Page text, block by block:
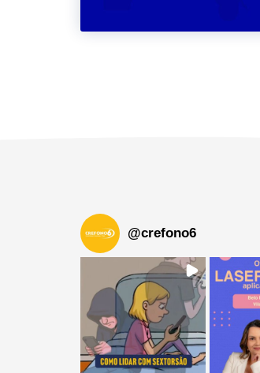
@crefono6